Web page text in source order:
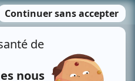
MENU